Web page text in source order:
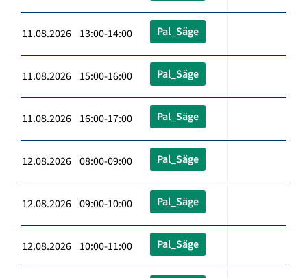
11.08.2026 13:00-14:00 Pal_Säge
11.08.2026 15:00-16:00 Pal_Säge
11.08.2026 16:00-17:00 Pal_Säge
12.08.2026 08:00-09:00 Pal_Säge
12.08.2026 09:00-10:00 Pal_Säge
12.08.2026 10:00-11:00 Pal_Säge